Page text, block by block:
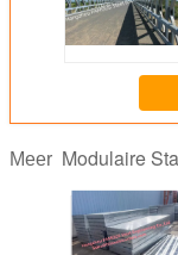
Meer Modulaire